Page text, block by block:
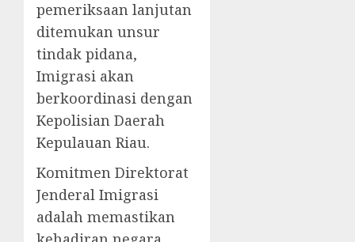
pemeriksaan lanjutan
ditemukan unsur
tindak pidana,
Imigrasi akan
berkoordinasi dengan
Kepolisian Daerah
Kepulauan Riau.
Komitmen Direktorat
Jenderal Imigrasi
adalah memastikan